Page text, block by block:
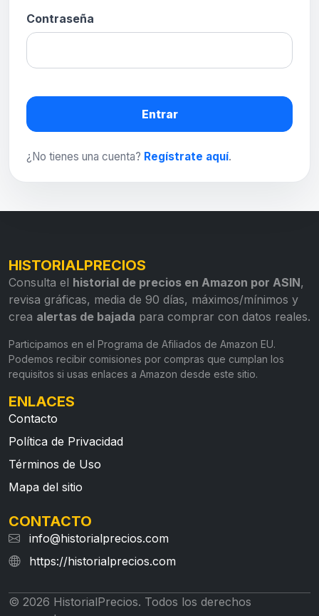
Contraseña
Entrar
¿No tienes una cuenta? Regístrate aquí.
HISTORIALPRECIOS
Consulta el historial de precios en Amazon por ASIN,
revisa gráficas, media de 90 días, máximos/mínimos y
crea alertas de bajada para comprar con datos reales.
Participamos en el Programa de Afiliados de Amazon EU.
Podemos recibir comisiones por compras que cumplan los
requisitos si usas enlaces a Amazon desde este sitio.
ENLACES
Contacto
Política de Privacidad
Términos de Uso
Mapa del sitio
CONTACTO
info@historialprecios.com
https://historialprecios.com
© 2026 HistorialPrecios. Todos los derechos